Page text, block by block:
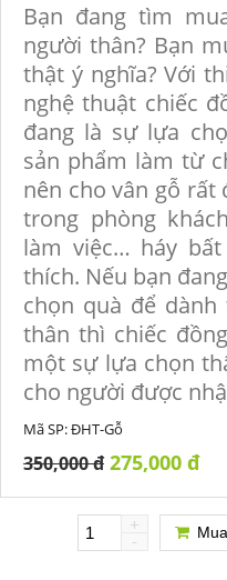
Bạn đang tìm
người thân? Bạn
thật ý nghĩa? Với
nghệ thuật chiếc
đang là sự lựa
sản phẩm làm từ
nên cho vân gỗ rất
trong phòng
làm việc… háy
thích. Nếu bạn
chọn quà để
thân thì chiếc
một sự lựa chọn
cho người được
Mã SP:ĐHT-Gỗ
350,000 đ 275,000 đ
-
+